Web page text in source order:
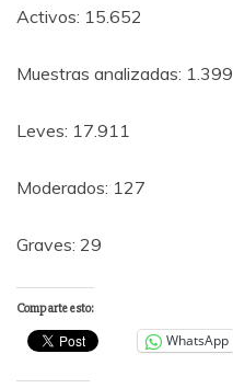
Activos: 15.652
Muestras analizadas: 1.399
Leves: 17.911
Moderados: 127
Graves: 29
Comparte esto:
WhatsApp